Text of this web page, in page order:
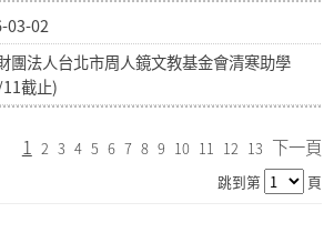
03-02
團法人台北市周人鏡文教基金會清寒助學
截止)
1 2 3 4 5 6 7 8 9 10 11 12 13 下一頁
跳到第 頁